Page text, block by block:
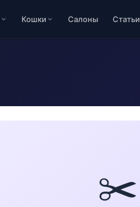
Кошки Салоны Статьи
✂️